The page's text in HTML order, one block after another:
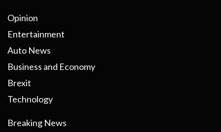
Opinion
Entertainment
Auto News
Business and Economy
Brexit
Technology
Breaking News